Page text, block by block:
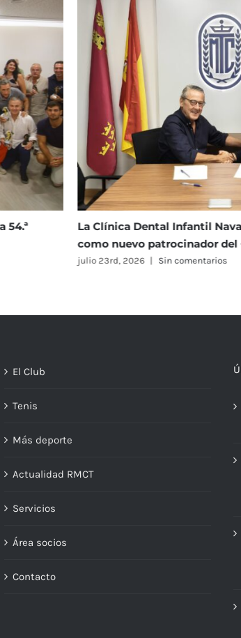
La Clínica Dental Infantil Navarro
como nuevo patrocinador del Club
julio 23rd, 2026 | Sin comentarios
El Club
Tenis
Más deporte
Actualidad RMCT
Servicios
Área socios
Contacto